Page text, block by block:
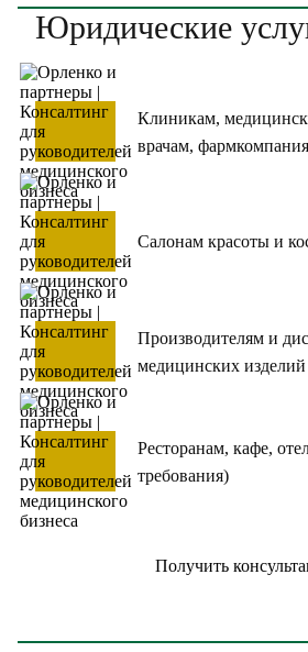
Юридические
Клиникам,
врачам,
Салонам красоты и
Производителям и
медицинских изделий
Ресторанам, кафе,
требования)
Получить